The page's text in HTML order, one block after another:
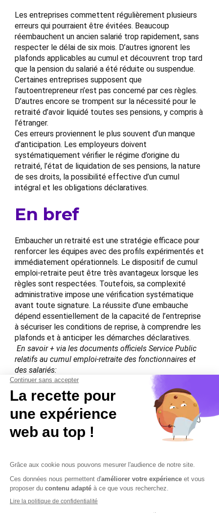
Les entreprises commettent régulièrement plusieurs
erreurs qui pourraient être évitées. Beaucoup
réembauchent un ancien salarié trop rapidement, sans
respecter le délai de six mois. D’autres ignorent les
plafonds applicables au cumul et découvrent trop tard
que la pension du salarié a été réduite ou suspendue.
Certaines entreprises supposent que
l’autoentrepreneur n’est pas concerné par ces règles.
D’autres encore se trompent sur la nécessité pour le
retraité d’avoir liquidé toutes ses pensions, y compris à
l’étranger.
Ces erreurs proviennent le plus souvent d’un manque
d’anticipation. Les employeurs doivent
systématiquement vérifier le régime d’origine du
retraité, l’état de liquidation de ses pensions, la nature
de ses droits, la possibilité effective d’un cumul
intégral et les obligations déclaratives.
En bref
Embaucher un retraité est une stratégie efficace pour
renforcer les équipes avec des profils expérimentés et
immédiatement opérationnels. Le dispositif de cumul
emploi-retraite peut être très avantageux lorsque les
règles sont respectées. Toutefois, sa complexité
administrative impose une vérification systématique
avant toute signature. La réussite d’une embauche
dépend essentiellement de la capacité de l’entreprise
à sécuriser les conditions de reprise, à comprendre les
plafonds et à anticiper les démarches déclaratives.
En savoir + via les documents officiels Service Public
relatifs au cumul emploi-retraite des fonctionnaires et
des salariés:
https://www.service-
public.gouv.fr/particuliers/vosdroits/F13243
https://www.service-
public.gouv.fr/particuliers/vosdroits/F12402
Contactez-nous Mentions légales
Plan du site
Sécurisation des données
Conditions Générales de Vente et d’Utilisation